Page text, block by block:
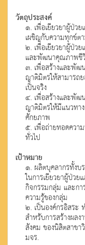
วัตถุประสงค์
๑. เพื่อเยียวยาผู้ป่ว
เผชิญกับความทุกข์ต
๒. เพื่อเยียวยาผู้ป่ว
และพัฒนาคุณภาพชี
๓. เพื่อสร้างและพัฒ
ญาติมิตรให้สามารถ
เป็นจริง
๔. เพื่อสร้างและพัฒ
ญาติมิตรให้มีแนวท
ศักยภาพ
๕. เพื่อถ่ายทอดควา
ทั่วไป
เป้าหมาย
๑. ผลิตบุคลากรทั้งบ
ในการเยียวยาผู้ป่ว
กิจกรรมกลุ่ม และก
ความรู้ของกลุ่ม
๒. เป็นองค์กรอิสระ
สำหรับการสร้างผล
สังคม ของนิสิตสาข
มจร.